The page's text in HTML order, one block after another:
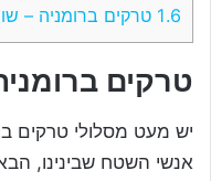
1.6 טרקים ברומניה –
טרקים
יש מעט מסלולי טרקים